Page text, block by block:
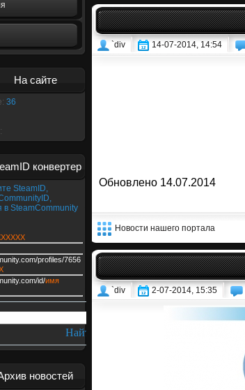
На сайте
36
конвертер
SteamID,
SteamCommunity
profiles/7656
id/имя
новостей
`div 14-07-2014, 14:54
Обновлено 14.07.2014
Новости нашего портала
`div 2-07-2014, 15:35